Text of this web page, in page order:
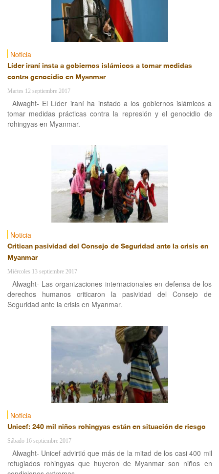
Noticia
Líder iraní insta a gobiernos islámicos a tomar medidas
contra genocidio en Myanmar
Martes 12 septiembre 2017
Alwaght- El Líder iraní ha instado a los gobiernos islámicos a
tomar medidas prácticas contra la represión y el genocidio de
rohingyas en Myanmar.
Noticia
Critican pasividad del Consejo de Seguridad ante la crisis en
Myanmar
Miércoles 13 septiembre 2017
Alwaght- Las organizaciones internacionales en defensa de los
derechos humanos criticaron la pasividad del Consejo de
Seguridad ante la crisis en Myanmar.
Noticia
Unicef: 240 mil niños rohingyas están en situación de riesgo
Sábado 16 septiembre 2017
Alwaght- Unicef advirtió que más de la mitad de los casi 400 mil
refugiados rohingyas que huyeron de Myanmar son niños en